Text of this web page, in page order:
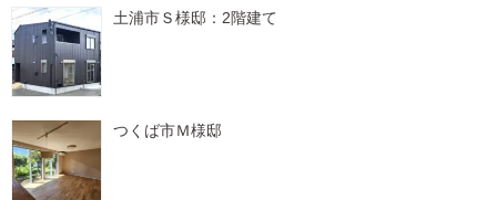
土浦市Ｓ様邸：2階建て
つくば市Ｍ様邸